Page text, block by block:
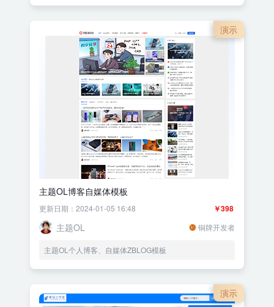
演示
主题OL博客自媒体模板
￥398
更新日期：2024-01-05 16:48
主题OL 铜牌开发者
主题OL个人博客、自媒体ZBLOG模板
演示